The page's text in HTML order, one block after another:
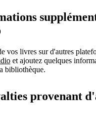
vos livres sur d'autres
et ajoutez quelques
bibliothèque.
provenant